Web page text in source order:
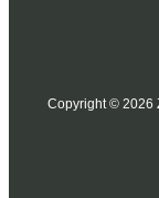
Copyright © 2026